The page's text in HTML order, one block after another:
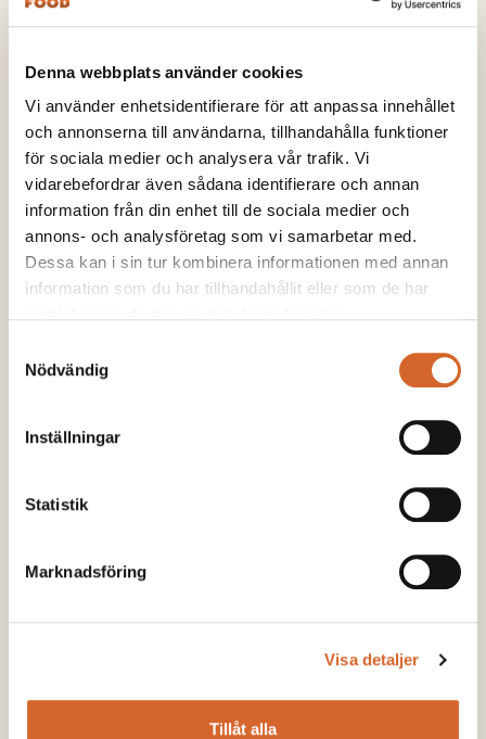
Denna webbplats använder cookies
Vi använder enhetsidentifierare för att anpassa innehållet
och annonserna till användarna, tillhandahålla funktioner
för sociala medier och analysera vår trafik. Vi
vidarebefordrar även sådana identifierare och annan
information från din enhet till de sociala medier och
annons- och analysföretag som vi samarbetar med.
Dessa kan i sin tur kombinera informationen med annan
information som du har tillhandahållit eller som de har
Nödvändig
Inställningar
Statistik
Marknadsföring
Visa detaljer
Tillåt alla
Baskalk är det stabila valet för långsiktig
pH-effekt i växtodlingen
LÄS MER
Vinterkalkning i Finland med relevans för
LÄS MER